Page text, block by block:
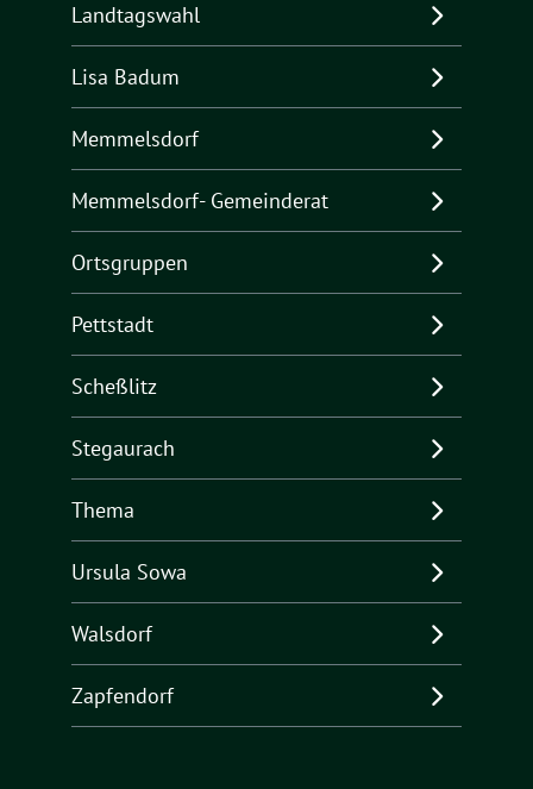
Landtagswahl
Lisa Badum
Memmelsdorf
Memmelsdorf- Gemeinderat
Ortsgruppen
Pettstadt
Scheßlitz
Stegaurach
Thema
Ursula Sowa
Walsdorf
Zapfendorf